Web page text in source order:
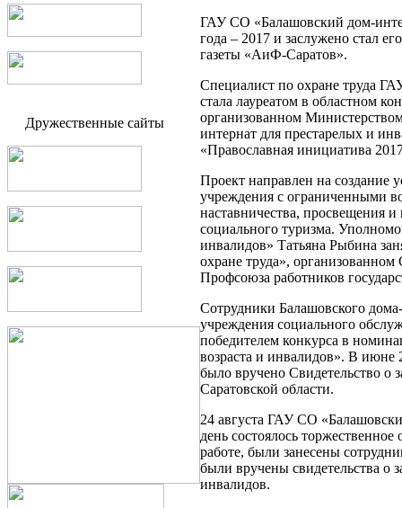
Дружественные сайты
ГАУ СО «Балашовский дом-
года – 2017 и заслужено стал
газеты «АиФ-Саратов».
Специалист по охране труда
стала лауреатом в областном
организованном
интернат для престарелых и
«Православная инициатива
Проект направлен на создание
учреждения с ограниченными
наставничества, просвещения
социального туризма.
инвалидов» Татьяна Рыбина
охране труда»,
Профсоюза работников
Сотрудники Балашовского
учреждения социального
победителем конкурса в
возраста и инвалидов». В июне
было вручено Свидетельство о
Саратовской области.
24 августа ГАУ СО
день состоялось
работе, были занесены
были вручены свидетельства о
инвалидов.